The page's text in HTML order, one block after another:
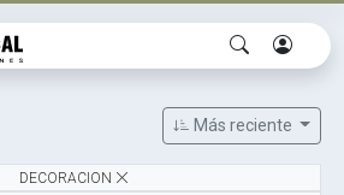
Más reciente
DECORACION